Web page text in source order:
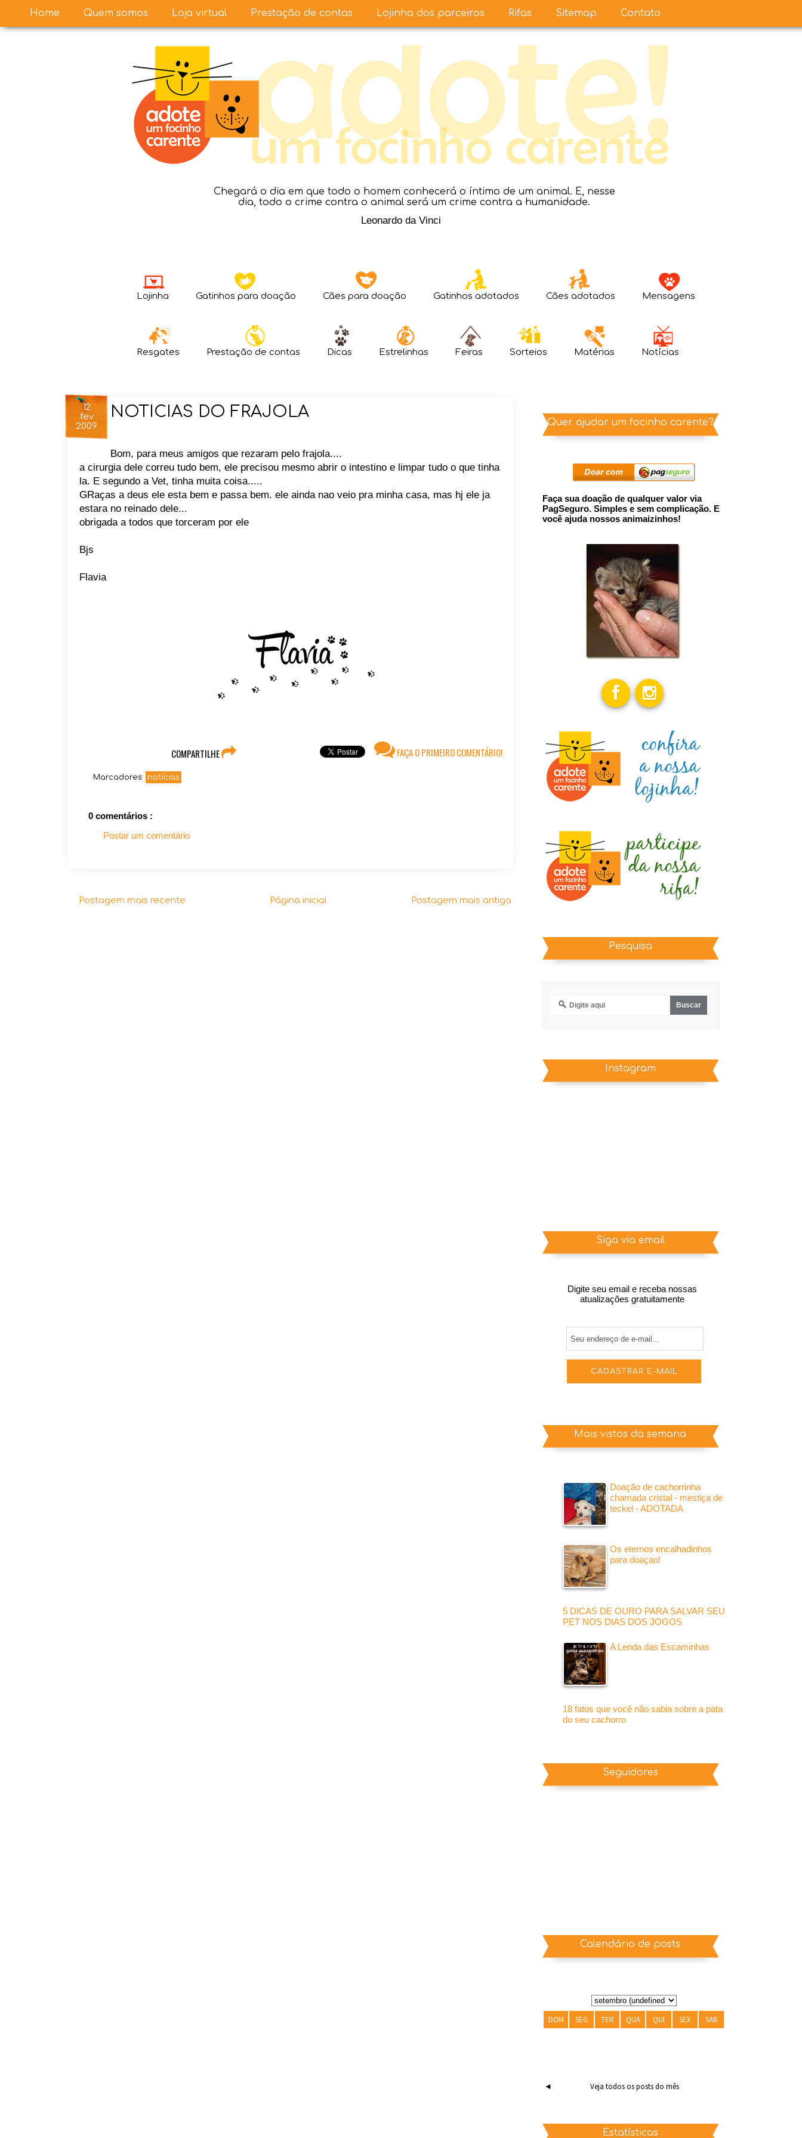
Chegará o dia em que todo o homem conhecerá o íntimo de um animal. E, nesse
dia, todo o crime contra o animal será um crime contra a humanidade.
Leonardo da Vinci
Lojinha Gatinhos para doação Cães para doação Gatinhos adotados Cães adotados Mensagens
Resgates Prestação de contas Dicas Estrelinhas Feiras Sorteios Matérias Notícias
12
fev
2009
NOTICIAS DO FRAJOLA
Bom, para meus amigos que rezaram pelo frajola....
a cirurgia dele correu tudo bem, ele precisou mesmo abrir o intestino e limpar tudo o que tinha
la. E segundo a Vet, tinha muita coisa.....
GRaças a deus ele esta bem e passa bem. ele ainda nao veio pra minha casa, mas hj ele ja
estara no reinado dele...
obrigada a todos que torceram por ele
Bjs
Flavia
FAÇA O PRIMEIRO COMENTÁRIO!
COMPARTILHE
Marcadores: notícias
0 comentários :
Postar um comentário
Postagem mais recente Postagem mais antiga
Página inicial
Home Quem somos Loja virtual Prestação de contas Lojinha dos parceiros Rifas Sitemap Contato
Quer ajudar um focinho carente?
Faça sua doação de qualquer valor via
PagSeguro. Simples e sem complicação. E
você ajuda nossos animaizinhos!
Pesquisa
Instagram
Siga via email
Digite seu email e receba nossas
atualizações gratuitamente
Mais vistos da semana
Doação de cachorrinha
chamada cristal - mestiça de
teckel - ADOTADA
Os eternos encalhadinhos
para doaçao!
5 DICAS DE OURO PARA SALVAR SEU
PET NOS DIAS DOS JOGOS
A Lenda das Escaminhas
18 fatos que você não sabia sobre a pata
do seu cachorro
Seguidores
Calendário de posts
DOM SEG TER QUA QUI SEX SAB
◄ Veja todos os posts do mês
Estatísticas